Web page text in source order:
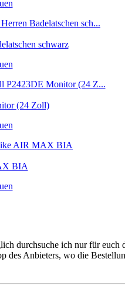
Badelatschen sch...
P2423DE Monitor (24 Z...
AIR MAX BIA
durchsuche ich nur für
Anbieters, wo die